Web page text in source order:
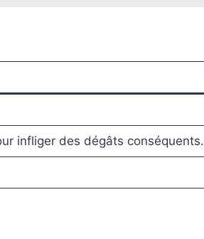
infliger des dégâts conséquents.